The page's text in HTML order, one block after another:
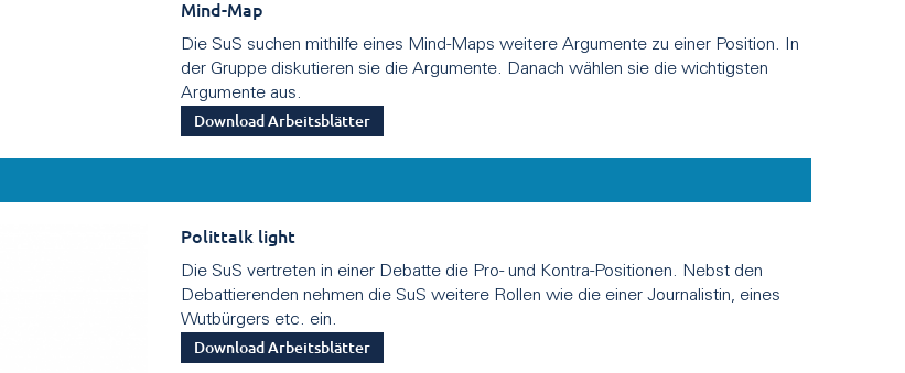
Mind-Map
Die SuS suchen mithilfe eines Mind-Maps weitere Argumente zu einer Position. In
der Gruppe diskutieren sie die Argumente. Danach wählen sie die wichtigsten
Argumente aus.
Download Arbeitsblätter
Polittalk light
Die SuS vertreten in einer Debatte die Pro- und Kontra-Positionen. Nebst den
Debattierenden nehmen die SuS weitere Rollen wie die einer Journalistin, eines
Wutbürgers etc. ein.
Download Arbeitsblätter